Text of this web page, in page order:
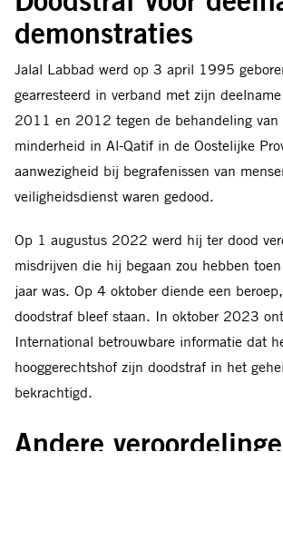
demonstraties
Jalal Labbad werd op 3 april 1995
gearresteerd in verband met zijn
2011 en 2012 tegen de behandeling van
minderheid in Al-Qatif in de Oostelijke
aanwezigheid bij begrafenissen van
veiligheidsdienst waren gedood.
Op 1 augustus 2022 werd hij ter dood
misdrijven die hij begaan zou hebben
jaar was. Op 4 oktober diende een
doodstraf bleef staan. In oktober 2023
International betrouwbare informatie dat
hooggerechtshof zijn doodstraf in het
bekrachtigd.
Andere